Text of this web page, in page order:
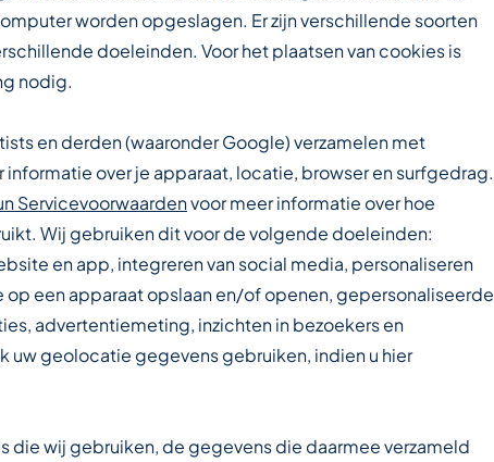
worden opgeslagen. Er zijn verschillende soorten
doeleinden. Voor het plaatsen van cookies is
nodig.
en derden (waaronder Google) verzamelen met
over je apparaat, locatie, browser en surfgedrag.
Servicevoorwaardenvoor meer informatie over hoe
Wij gebruiken dit voor de volgende doeleinden:
en app, integreren van social media, personaliseren
een apparaat opslaan en/of openen, gepersonaliseerde
advertentiemeting, inzichten in bezoekers en
uw geolocatie gegevens gebruiken, indien u hier
die wij gebruiken, de gegevens die daarmee verzameld